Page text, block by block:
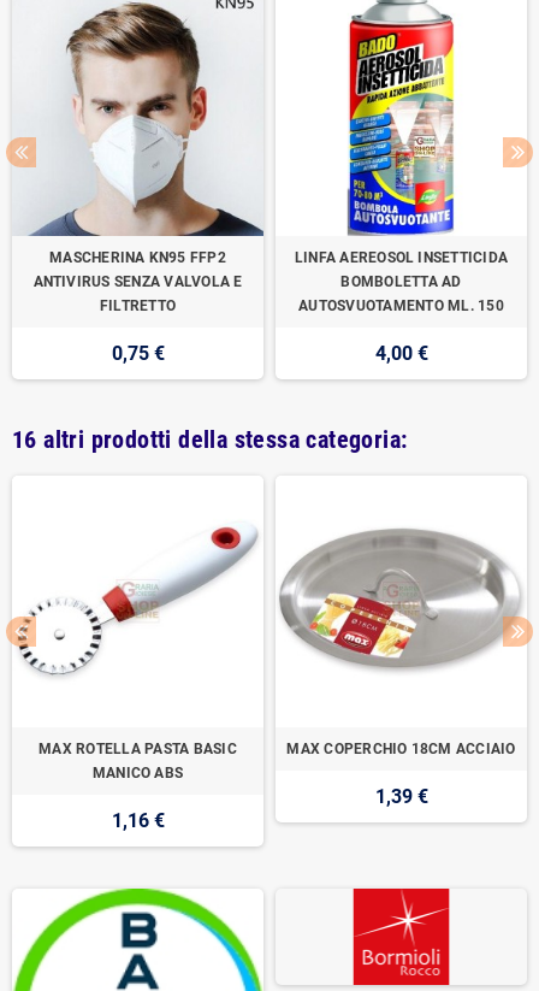
MASCHERINA KN95 FFP2
ANTIVIRUS SENZA VALVOLA E
FILTRETTO
0,75 €
LINFA AEREOSOL INSETTICIDA
BOMBOLETTA AD
AUTOSVUOTAMENTO ML. 150
4,00 €
16 altri prodotti della stessa categoria:
MAX ROTELLA PASTA BASIC
MANICO ABS
1,16 €
MAX COPERCHIO 18CM ACCIAIO
1,39 €